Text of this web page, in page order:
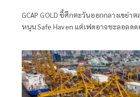
GCAP GOLD ชี้ศึกตะวันออกกลางเขย่า
หนุน Safe Haven แต่เฟดอาจชะลอลด